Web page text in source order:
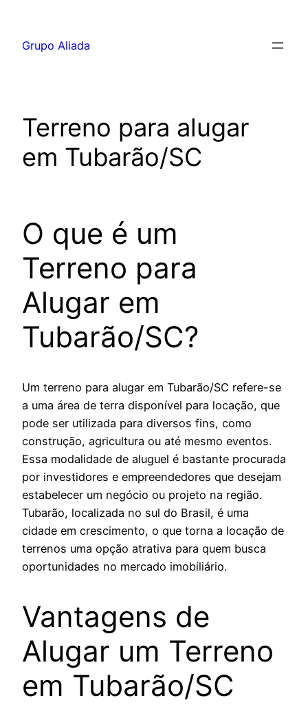
Grupo Aliada
Terreno para alugar
em Tubarão/SC
O que é um
Terreno para
Alugar em
Tubarão/SC?
Um terreno para alugar em Tubarão/SC refere-se
a uma área de terra disponível para locação, que
pode ser utilizada para diversos fins, como
construção, agricultura ou até mesmo eventos.
Essa modalidade de aluguel é bastante procurada
por investidores e empreendedores que desejam
estabelecer um negócio ou projeto na região.
Tubarão, localizada no sul do Brasil, é uma
cidade em crescimento, o que torna a locação de
terrenos uma opção atrativa para quem busca
oportunidades no mercado imobiliário.
Vantagens de
Alugar um Terreno
em Tubarão/SC